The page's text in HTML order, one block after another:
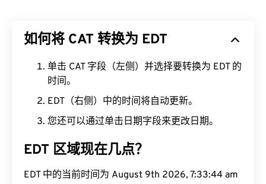
如何将 CAT 转换为 EDT
单击 CAT 字段（左侧）并选择要转换为 EDT 的
时间。
EDT（右侧）中的时间将自动更新。
您还可以通过单击日期字段来更改日期。
EDT 区域现在几点？
EDT 中的当前时间为 August 9th 2026, 7:33:45 am